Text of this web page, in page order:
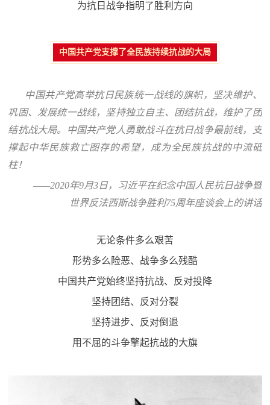
为抗日战争指明了胜利方向
中国共产党支撑了全民族持续抗战的大局
中国共产党高举抗日民族统一战线的旗帜，坚决维护、
巩固、发展统一战线，坚持独立自主、团结抗战，维护了团
结抗战大局。中国共产党人勇敢战斗在抗日战争最前线，支
撑起中华民族救亡图存的希望，成为全民族抗战的中流砥
柱！
——2020年9月3日，习近平在纪念中国人民抗日战争暨
世界反法西斯战争胜利75周年座谈会上的讲话
无论条件多么艰苦
形势多么险恶、战争多么残酷
中国共产党始终坚持抗战、反对投降
坚持团结、反对分裂
坚持进步、反对倒退
用不屈的斗争擎起抗战的大旗